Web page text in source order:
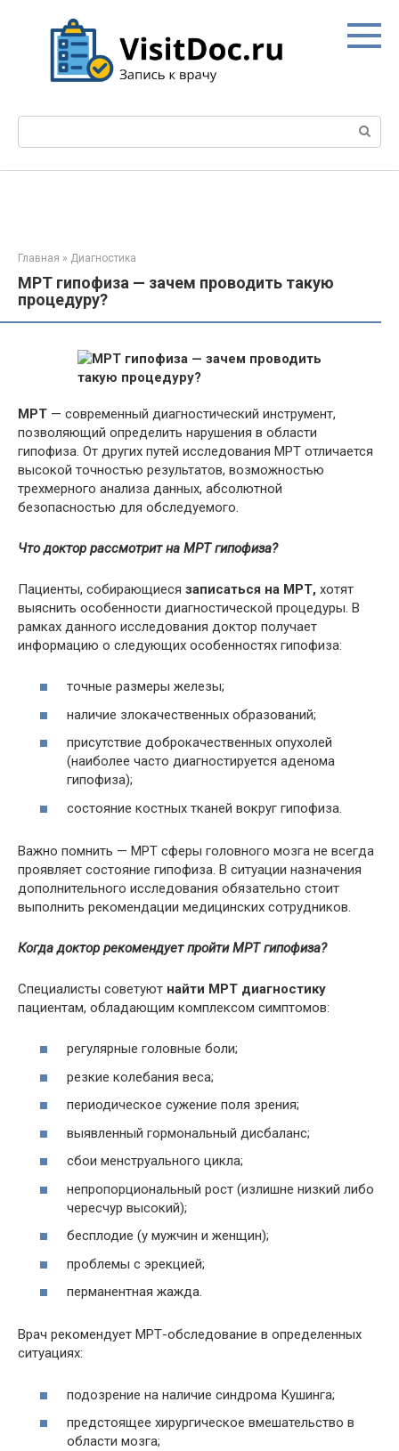
Поиск:
Главная » Диагностика
МРТ гипофиза — зачем проводить такую
процедуру?
МРТ — современный диагностический инструмент,
позволяющий определить нарушения в области
гипофиза. От других путей исследования МРТ отличается
высокой точностью результатов, возможностью
трехмерного анализа данных, абсолютной
безопасностью для обследуемого.
Что доктор рассмотрит на МРТ гипофиза?
Пациенты, собирающиеся записаться на МРТ, хотят
выяснить особенности диагностической процедуры. В
рамках данного исследования доктор получает
информацию о следующих особенностях гипофиза:
точные размеры железы;
наличие злокачественных образований;
присутствие доброкачественных опухолей
(наиболее часто диагностируется аденома
гипофиза);
состояние костных тканей вокруг гипофиза.
Важно помнить — МРТ сферы головного мозга не всегда
проявляет состояние гипофиза. В ситуации назначения
дополнительного исследования обязательно стоит
выполнить рекомендации медицинских сотрудников.
Когда доктор рекомендует пройти МРТ гипофиза?
Специалисты советуют найти МРТ диагностику
пациентам, обладающим комплексом симптомов:
регулярные головные боли;
резкие колебания веса;
периодическое сужение поля зрения;
выявленный гормональный дисбаланс;
сбои менструального цикла;
непропорциональный рост (излишне низкий либо
чересчур высокий);
бесплодие (у мужчин и женщин);
проблемы с эрекцией;
перманентная жажда.
Врач рекомендует МРТ-обследование в определенных
ситуациях:
подозрение на наличие синдрома Кушинга;
предстоящее хирургическое вмешательство в
области мозга;